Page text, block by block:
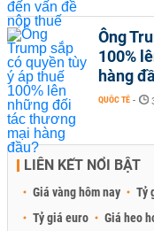
Ông
100%
hàng
QUỐC TẾ -
LIÊN KẾT NỔI BẬT
Giá vàng hôm nay Tỷ
Tỷ giá euro
Giá heo